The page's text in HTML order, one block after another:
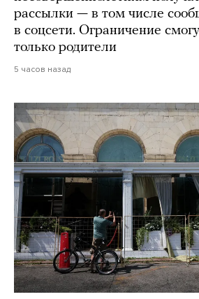
рассылки — в том числе
в соцсети. Ограничение
только родители
5 часов назад